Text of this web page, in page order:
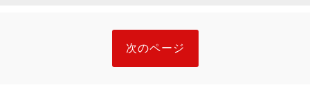
次のページ